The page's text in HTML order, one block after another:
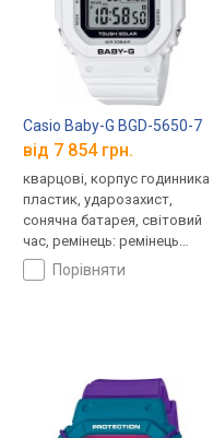
Casio Baby-G BGD-5650-7
від 7 854 грн.
кварцові, корпус годинника
пластик, ударозахист,
сонячна батарея, світовий
час, ремінець: ремінець
каучук, WR 100, Японія
порівняти